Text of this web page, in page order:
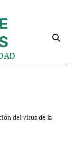
del virus de la